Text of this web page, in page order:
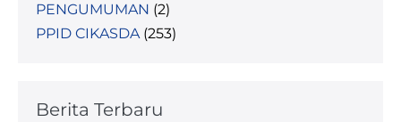
PENGUMUMAN (2)
PPID CIKASDA(253)
Berita Terbaru